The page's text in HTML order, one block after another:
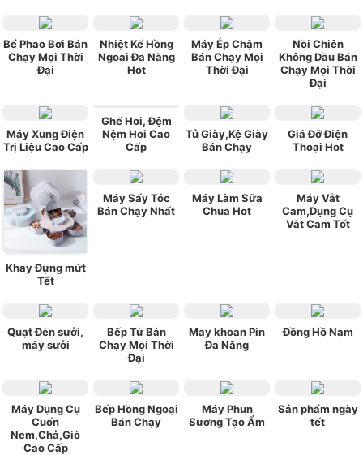
Bể Phao Bơi Bán
Chạy Mọi Thời
Đại
Nhiệt Kế Hồng
Ngoại Đa Năng
Hot
Máy Ép Chậm
Bán Chạy Mọi
Thời Đại
Nồi Chiên
Không Dầu Bán
Chạy Mọi Thời
Đại
Máy Xung Điện
Trị Liệu Cao Cấp
Ghế Hơi, Đệm
Nệm Hơi Cao
Cấp
Tủ Giày,Kệ Giày
Bán Chạy
Giá Đỡ Điện
Thoại Hot
Khay Đựng mứt
Tết
Máy Sấy Tóc
Bán Chạy Nhất
Máy Làm Sữa
Chua Hot
Máy Vắt
Cam,Dụng Cụ
Vắt Cam Tốt
Quạt Đèn sưởi,
máy sưởi
Bếp Từ Bán
Chạy Mọi Thời
Đại
May khoan Pin
Đa Năng
Đồng Hồ Nam
Máy Dụng Cụ
Cuốn
Nem,Chả,Giò
Cao Cấp
Bếp Hồng Ngoại
Bán Chạy
Máy Phun
Sương Tạo Ẩm
Sản phẩm ngày
tết